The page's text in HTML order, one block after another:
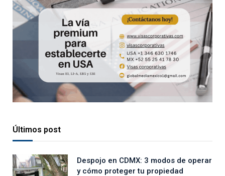
Últimos post
Despojo en CDMX: 3 modos de operar
y cómo proteger tu propiedad